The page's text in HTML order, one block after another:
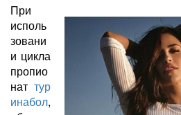
При
исполь
зовани
и цикла
пропио
наттур
инабол,